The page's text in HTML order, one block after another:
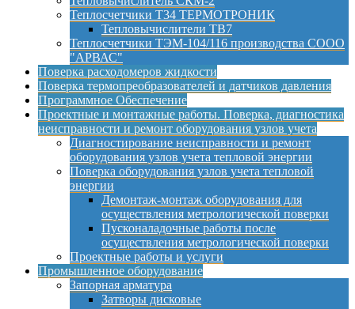
Теплосчетчики Т34 ТЕРМОТРОНИК
Тепловычислители ТВ7
Теплосчетчики ТЭМ-104/116 производства СООО
"АРВАС"
Поверка расходомеров жидкости
Поверка термопреобразователей и датчиков давления
Программное Обеспечение
Проектные и монтажные работы. Поверка, диагностика
неисправности и ремонт оборудования узлов учета
Диагностирование неисправности и ремонт
оборудования узлов учета тепловой энергии
Поверка оборудования узлов учета тепловой
энергии
Демонтаж-монтаж оборудования для
осуществления метрологической поверки
Пусконаладочные работы после
осуществления метрологической поверки
Проектные работы и услуги
Промышленное оборудование
Запорная арматура
Затворы дисковые